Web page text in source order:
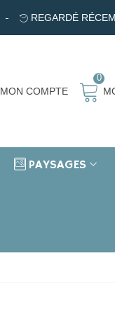
REGARDÉ
MON COMPTE
0
PAYSAGES